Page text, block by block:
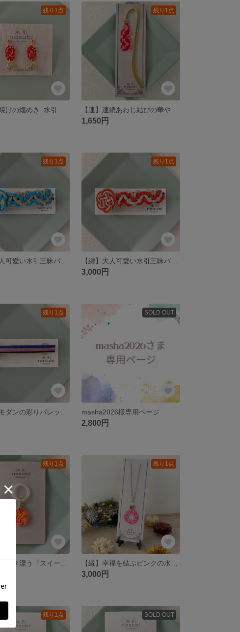
残り1点 残り1点
1,650円
残り1点 残り1点
3,000円
残り1点 SOLD OUT
masha2026様専用ページ
2,800円
残り1点 残り1点
3,000円
残り1点 SOLD OUT